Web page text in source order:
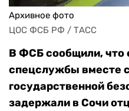
Архивное фото
ЦОС ФСБ РФ / ТАСС
В ФСБ сообщили, что
спецслужбы вместе
государственной
задержали в Сочи